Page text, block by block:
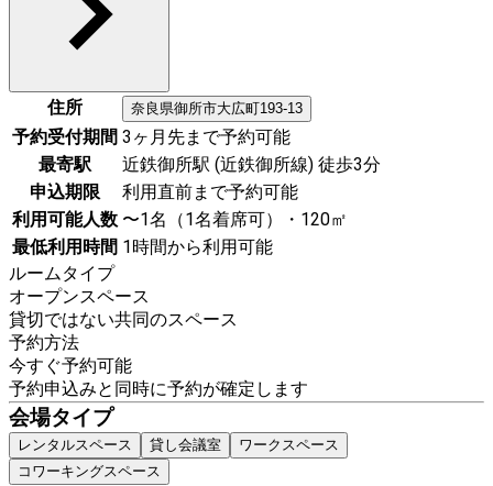
住所 奈良県御所市大広町193‐13
予約受付期間 3ヶ月先まで予約可能
最寄駅
近鉄御所駅 (近鉄御所線) 徒歩3分
申込期限
利用直前まで予約可能
利用可能人数 〜1名（1名着席可）・120㎡
最低利用時間 1時間から利用可能
ルームタイプ
オープンスペース
貸切ではない共同のスペース
予約方法
今すぐ予約可能
予約申込みと同時に予約が確定します
会場タイプ
レンタルスペース 貸し会議室
ワークスペース
コワーキングスペース